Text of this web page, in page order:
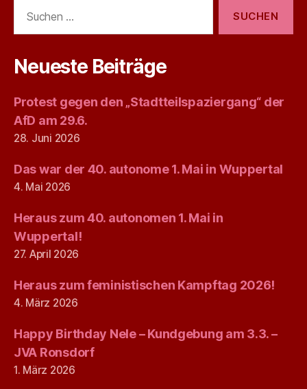
nach:
Neueste Beiträge
Protest gegen den „Stadtteilspaziergang“ der
AfD am 29.6.
28. Juni 2026
Das war der 40. autonome 1. Mai in Wuppertal
4. Mai 2026
Heraus zum 40. autonomen 1. Mai in
Wuppertal!
27. April 2026
Heraus zum feministischen Kampftag 2026!
4. März 2026
Happy Birthday Nele – Kundgebung am 3.3. –
JVA Ronsdorf
1. März 2026